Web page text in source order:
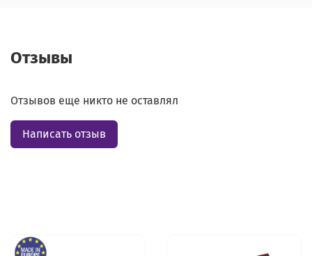
Отзывы
Отзывов еще никто не оставлял
Написать отзыв